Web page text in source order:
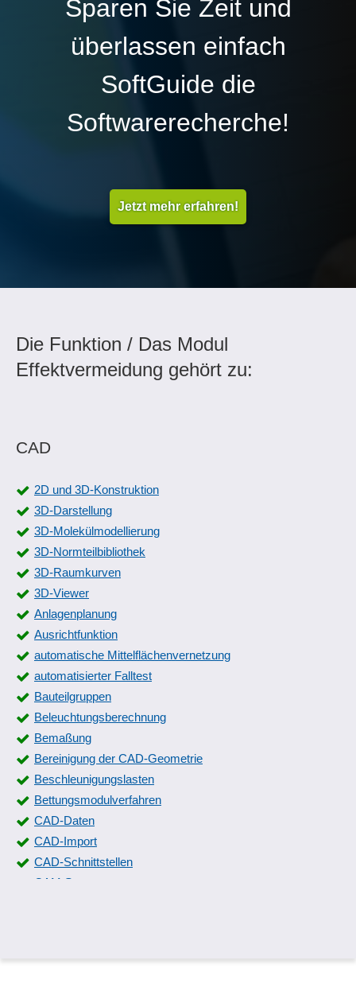
Sparen Sie Zeit und
überlassen einfach
SoftGuide die
Softwarerecherche!
Jetzt mehr erfahren!
Die Funktion / Das Modul
Effektvermeidung gehört zu:
CAD
2D und 3D-Konstruktion
3D-Darstellung
3D-Molekülmodellierung
3D-Normteilbibliothek
3D-Raumkurven
3D-Viewer
Anlagenplanung
Ausrichtfunktion
automatische Mittelflächenvernetzung
automatisierter Falltest
Bauteilgruppen
Beleuchtungsberechnung
Bemaßung
Bereinigung der CAD-Geometrie
Beschleunigungslasten
Bettungsmodulverfahren
CAD-Daten
CAD-Import
CAD-Schnittstellen
CAM System
Datenaustausch